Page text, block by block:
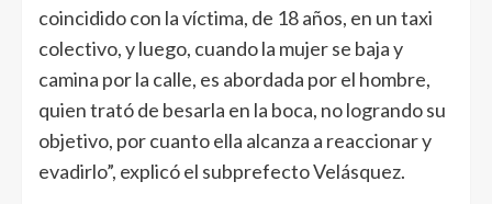
coincidido con la víctima, de 18 años, en un taxi
colectivo, y luego, cuando la mujer se baja y
camina por la calle, es abordada por el hombre,
quien trató de besarla en la boca, no logrando su
objetivo, por cuanto ella alcanza a reaccionar y
evadirlo”, explicó el subprefecto Velásquez.